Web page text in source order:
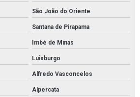
São João do Oriente
Santana de Pirapama
Imbé de Minas
Luisburgo
Alfredo Vasconcelos
Alpercata